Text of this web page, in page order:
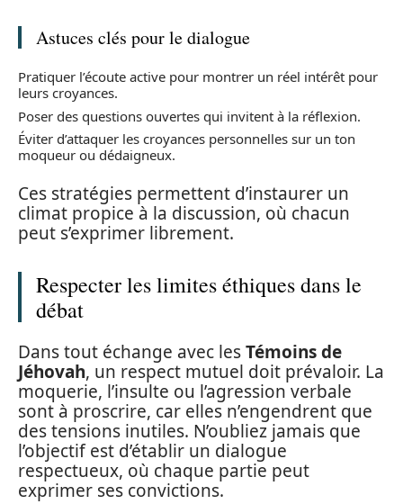
Astuces clés pour le dialogue
Pratiquer l’écoute active pour montrer un réel intérêt pour
leurs croyances.
Poser des questions ouvertes qui invitent à la réflexion.
Éviter d’attaquer les croyances personnelles sur un ton
moqueur ou dédaigneux.
Ces stratégies permettent d’instaurer un
climat propice à la discussion, où chacun
peut s’exprimer librement.
Respecter les limites éthiques dans le
débat
Dans tout échange avec lesTémoins de
Jéhovah, un respect mutuel doit prévaloir. La
moquerie, l’insulte ou l’agression verbale
sont à proscrire, car elles n’engendrent que
des tensions inutiles. N’oubliez jamais que
l’objectif est d’établir un dialogue
respectueux, où chaque partie peut
exprimer ses convictions.